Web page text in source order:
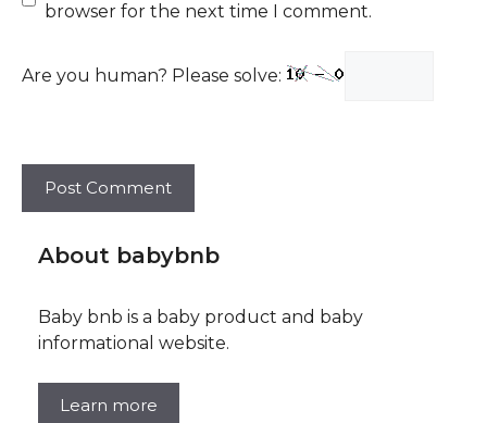
browser for the next time I comment.
Are you human? Please solve:
About babybnb
Baby bnb is a baby product and baby
informational website.
Learn more